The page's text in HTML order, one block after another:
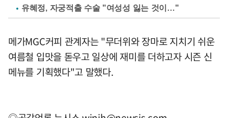
유혜정, 자궁적출 수술 "여성성 잃는 것이…"
메가MGC커피 관계자는 "무더위와 장마로 지치기 쉬운
여름철 입맛을 돋우고 일상에 재미를 더하고자 시즌 신
메뉴를 기획했다"고 말했다.